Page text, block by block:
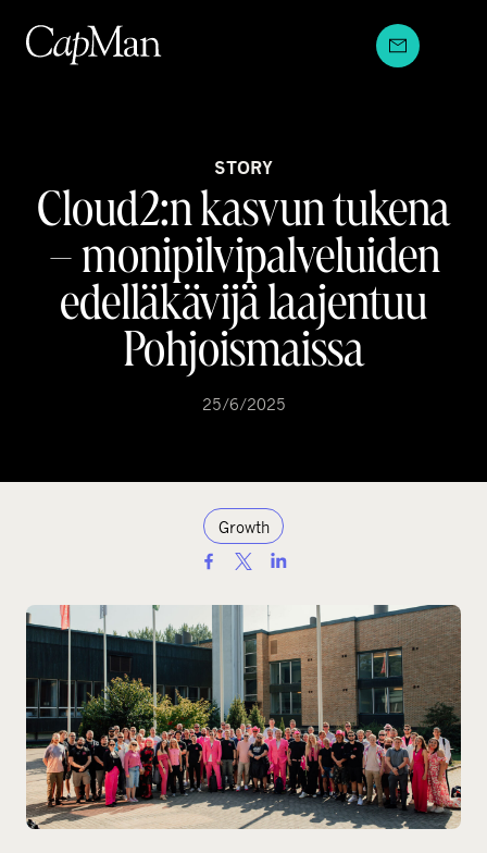
sisältöön
STORY
Cloud2:n kasvun tukena
– monipilvipalveluiden
edelläkävijä laajentuu
Pohjoismaissa
25/6/2025
Growth
r
o
n
s
o
c